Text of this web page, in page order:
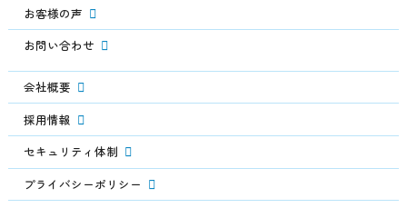
お客様の声
お問い合わせ
会社概要
採用情報
セキュリティ体制
プライバシーポリシー